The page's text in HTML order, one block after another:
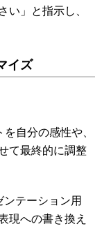
い」と指示し、
イズ
自分の感性や、
て最終的に調整
テーション用
現への書き換え